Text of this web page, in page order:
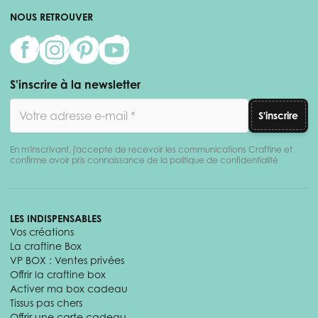
NOUS RETROUVER
S'inscrire à la newsletter
S'inscrire
En m'inscrivant, j'accepte de recevoir les communications Craftine et
confirme avoir pris connaissance de la politique de confidentialité
LES INDISPENSABLES
Vos créations
La craftine Box
VP BOX : Ventes privées
Offrir la craftine box
Activer ma box cadeau
Tissus pas chers